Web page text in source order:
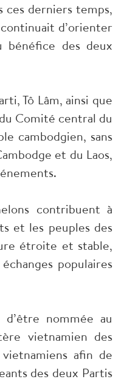
ces derniers temps,
d’orienter
bénéfice des deux
Tô Lâm, ainsi que
Comité central du
cambodgien, sans
et du Laos,
contribuent à
et les peuples des
étroite et stable,
populaires
d’être nommée au
vietnamien des
afin de
des deux Partis